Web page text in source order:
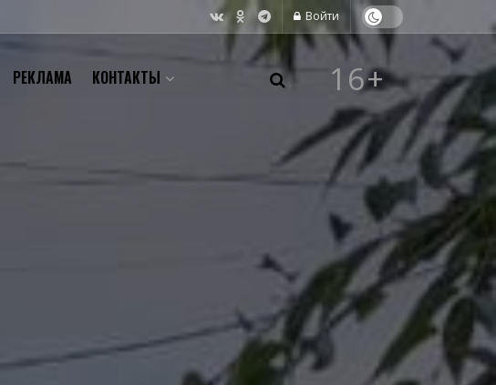
Войти
РЕКЛАМА КОНТАКТЫ 16+